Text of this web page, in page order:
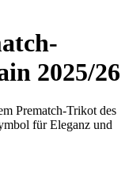
2025/26
Prematch-Trikot des
für Eleganz und